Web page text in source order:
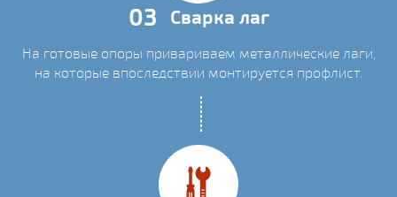
03 Сварка лаг
На готовые опоры привариваем металлические лаги,
на которые впоследствии монтируется профлист.